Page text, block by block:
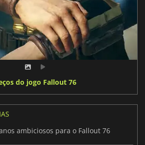
do jogo Fallout 76
ambiciosos para o Fallout 76